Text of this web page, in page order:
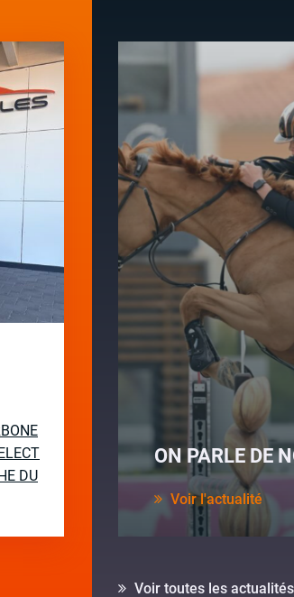
DU
ON PARLE DE
Voir l'actualité
Voir toutes les actualités